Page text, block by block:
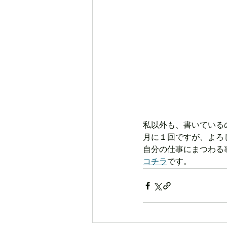
私以外も、書いてい
月に１回ですが、よ
自分の仕事にまつわ
コチラです。